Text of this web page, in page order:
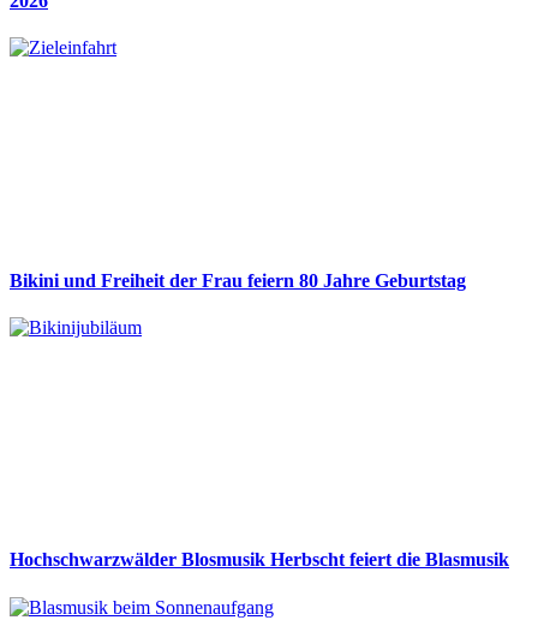
Bikini und Freiheit der Frau feiern 80 Jahre Geburtstag
Hochschwarzwälder Blosmusik Herbscht feiert die Blasmusik